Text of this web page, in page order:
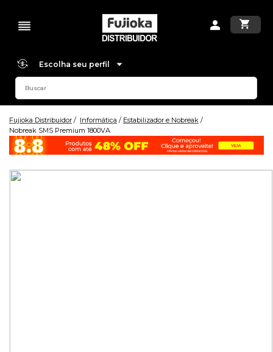
Escolha seu perfil
Fujioka Distribuidor Informática
Estabilizador e Nobreak
Nobreak SMS Premium 1800VA